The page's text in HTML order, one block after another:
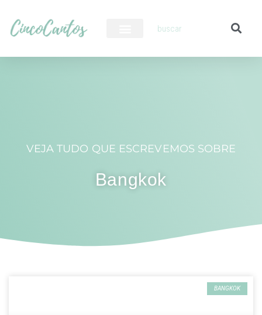
VEJA TUDO QUE ESCREVEMOS SOBRE
Bangkok
BANGKOK